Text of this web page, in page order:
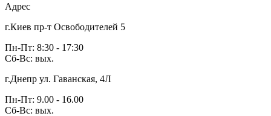
Адрес
г.Киев пр-т Освободителей 5
Пн-Пт: 8:30 - 17:30
Сб-Вс: вых.
г.Днепр ул. Гаванская, 4Л
Пн-Пт: 9.00 - 16.00
Сб-Вс: вых.